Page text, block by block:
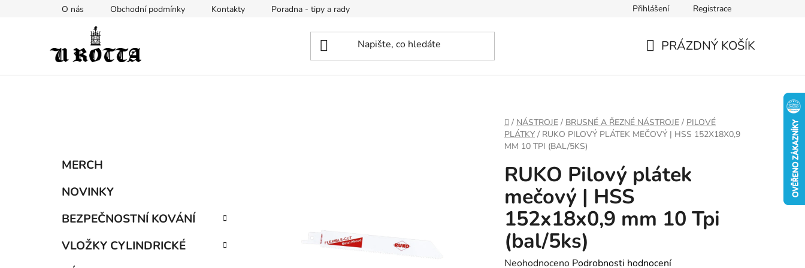
O nás Obchodní podmínky Kontakty Poradna - tipy a rady Přihlášení Registrace
PRÁZDNÝ KOŠÍK
DOMŮ
/ NÁSTROJE / BRUSNÉ A ŘEZNÉ NÁSTROJE / PILOVÉ
PLÁTKY / RUKO PILOVÝ PLÁTEK MEČOVÝ | HSS 152X18X0,9
MM 10 TPI (BAL/5KS)
Přeskočit
kategorie
MERCH
NOVINKY
BEZPEČNOSTNÍ KOVÁNÍ
VLOŽKY CYLINDRICKÉ
RUKO Pilový plátek
mečový | HSS
152x18x0,9 mm 10 Tpi
(bal/5ks)
Průměrné
Neohodnoceno Podrobnosti hodnocení